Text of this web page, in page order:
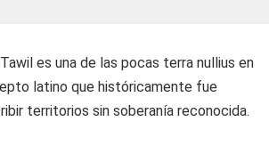
es una de las pocas terra nullius en
latino que históricamente fue
territorios sin soberanía reconocida.